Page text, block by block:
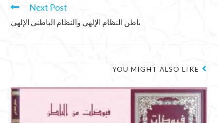
Next Post
باطن النظام الإلهي والنظام الباطني الإلهي
YOU MIGHT ALSO LIKE